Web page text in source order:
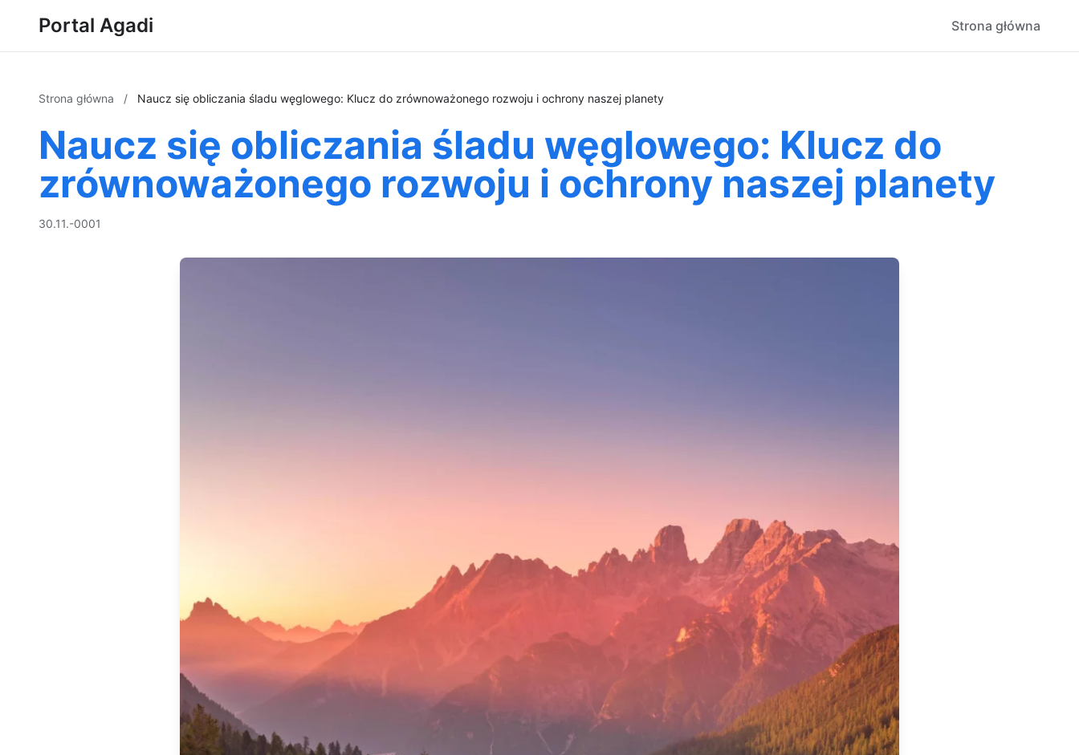
Portal Agadi Strona główna
Strona główna / Naucz się obliczania śladu węglowego: Klucz do zrównoważonego rozwoju i ochrony naszej planety
Naucz się obliczania śladu węglowego: Klucz do
zrównoważonego rozwoju i ochrony naszej planety
30.11.-0001